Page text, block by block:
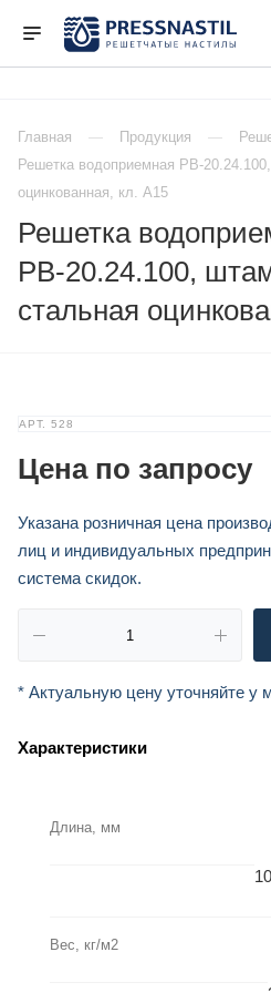
Главная Продукция
Решетка водоприемная РВ-
оцинкованная, кл. А15
Решетка
РВ-20.24.100,
стальная
АРТ. 528
Цена по запросу
Указана розничная цена
лиц и индивидуальных
система скидок.
* Актуальную цену уточняйте у
Характеристики
Длина, мм
Вес, кг/м2